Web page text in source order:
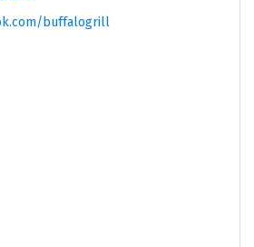
buffalogrill